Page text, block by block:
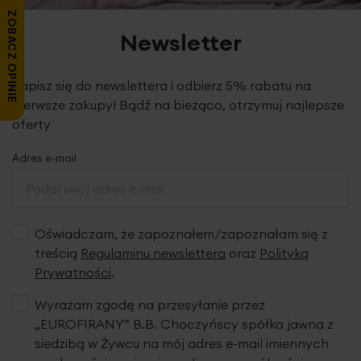
Newsletter
Zapisz się do newslettera i odbierz 5% rabatu na
pierwsze zakupy! Bądź na bieżąco, otrzymuj najlepsze
oferty
Adres e-mail
Oświadczam, że zapoznałem/zapoznałam się z
treścią Regulaminu newslettera oraz Polityką
Prywatności.
Wyrażam zgodę na przesyłanie przez
„EUROFIRANY” B.B. Choczyńscy spółka jawna z
siedzibą w Żywcu na mój adres e-mail imiennych
ZOBACZ OPINIE